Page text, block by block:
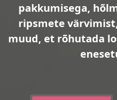
pakkumisega,
ripsmete
muud, et rõhutada